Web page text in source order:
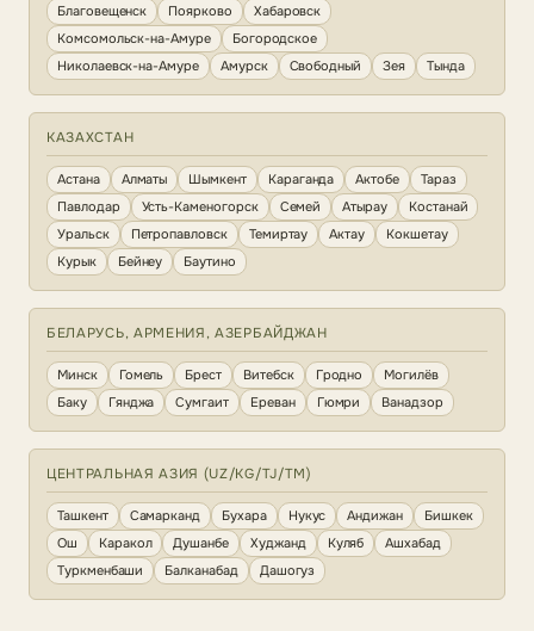
Благовещенск Поярково
Хабаровск
Комсомольск-на-Амуре
Богородское
Николаевск-на-Амуре
Амурск Свободный Зея Тында
КАЗАХСТАН
Астана Алматы Шымкент Караганда Актобе
Тараз
Павлодар
Усть-Каменогорск Семей Атырау
Костанай
Уральск
Петропавловск Темиртау Актау
Кокшетау
Курык
Бейнеу Баутино
БЕЛАРУСЬ, АРМЕНИЯ, АЗЕРБАЙДЖАН
Минск Гомель Брест Витебск Гродно
Могилёв
Баку
Гянджа Сумгаит Ереван Гюмри Ванадзор
ЦЕНТРАЛЬНАЯ АЗИЯ (UZ/KG/TJ/TM)
Ташкент Самарканд Бухара Нукус Андижан
Бишкек
Ош
Каракол Душанбе Худжанд Куляб
Ашхабад
Туркменбаши
Балканабад Дашогуз